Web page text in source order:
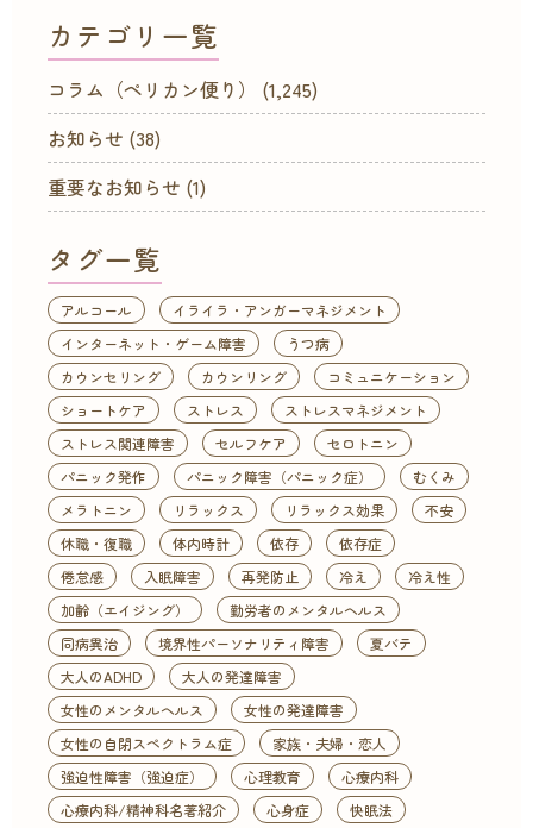
カテゴリ一覧
コラム（ペリカン便り）
(1,245)
お知らせ (38)
重要なお知らせ (1)
タグ一覧
アルコール
イライラ・アンガーマネジメント
インターネット・ゲーム障害
うつ病
カウンセリング
カウンリング
コミュニケーション
ショートケア
ストレス
ストレスマネジメント
ストレス関連障害
セルフケア
セロトニン
パニック発作
パニック障害（パニック症）
むくみ
メラトニン
リラックス リラックス効果
不安
休職・復職
体内時計 依存
依存症
倦怠感
入眠障害 再発防止 冷え
冷え性
加齢（エイジング）
勤労者のメンタルヘルス
同病異治
境界性パーソナリティ障害
夏バテ
大人のADHD
大人の発達障害
女性のメンタルヘルス
女性の発達障害
女性の自閉スペクトラム症
家族・夫婦・恋人
強迫性障害（強迫症）
心理教育
心療内科
心療内科/精神科名著紹介
心身症 快眠法